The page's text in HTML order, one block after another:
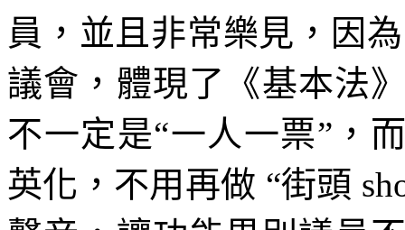
員，並且非常樂見，因
議會，體現了《基本法
不一定是“一人一票”，
英化，不用再做 “街頭